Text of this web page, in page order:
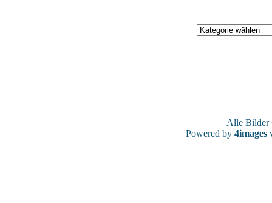
Alle
Powered by 4images